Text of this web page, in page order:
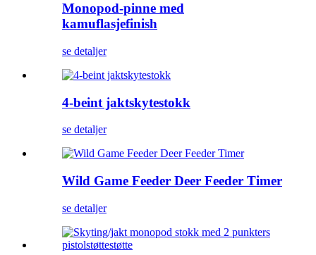
Monopod-pinne med
kamuflasjefinish
se detaljer
4-beint jaktskytestokk
se detaljer
Wild Game Feeder Deer Feeder Timer
se detaljer